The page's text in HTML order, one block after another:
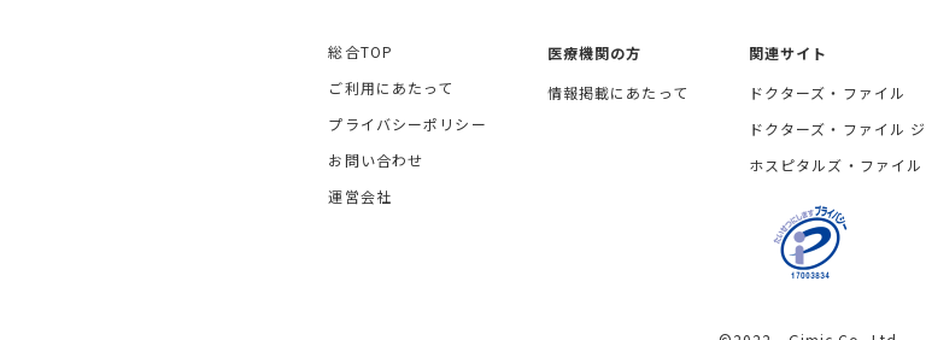
総合TOP
ご利用にあたって
プライバシーポリシー
お問い合わせ
運営会社
医療機関の方
情報掲載にあたって
関連サイト
ドクターズ・ファイル
ドクターズ・ファイル
ホスピタルズ・ファイル